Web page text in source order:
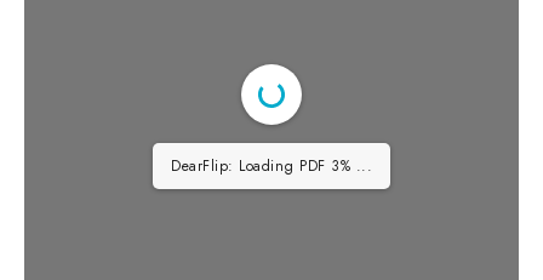
DearFlip: Loading PDF 4% ...